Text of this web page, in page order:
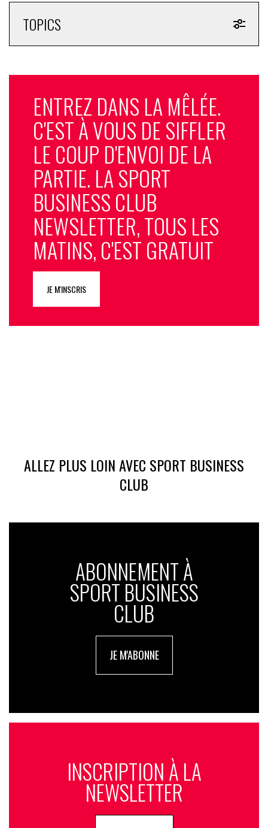
TOPICS
ENTREZ DANS LA MÊLÉE.
C'EST À VOUS DE SIFFLER
LE COUP D'ENVOI DE LA
PARTIE. LA SPORT
BUSINESS CLUB
NEWSLETTER, TOUS LES
MATINS, C'EST GRATUIT
JE M'INSCRIS
ALLEZ PLUS LOIN AVEC SPORT BUSINESS
CLUB
ABONNEMENT À
SPORT BUSINESS
CLUB
JE M'ABONNE
INSCRIPTION À LA
NEWSLETTER